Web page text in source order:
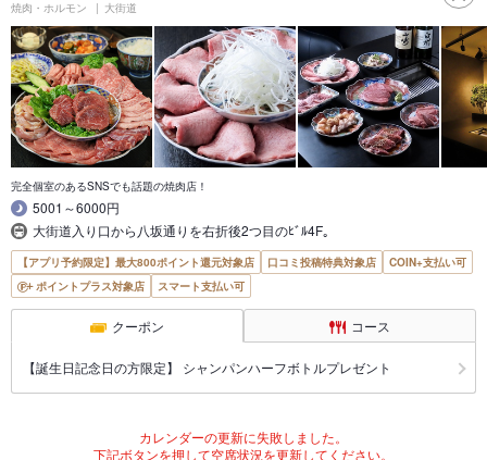
焼肉・ホルモン 大街道
完全個室のあるSNSでも話題の焼肉店！
5001～6000円
大街道入り口から八坂通りを右折後2つ目のﾋﾞﾙ4F｡
【アプリ予約限定】最大800ポイント還元対象店 口コミ投稿特典対象店
COIN+支払い可
ポイントプラス対象店
スマート支払い可
クーポン コース
【誕生日記念日の方限定】 シャンパンハーフボトルプレゼント
カレンダーの更新に失敗しました。
下記ボタンを押して空席状況を更新してください。